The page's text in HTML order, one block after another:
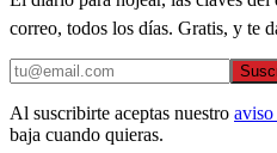
correo, todos los días. Gratis, y te
Al suscribirte aceptas nuestro
baja cuando quieras.